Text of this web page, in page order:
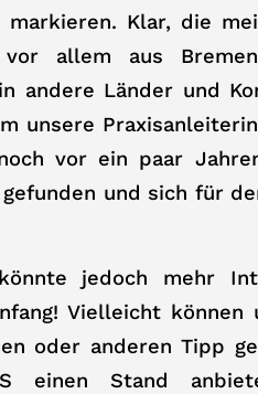
Klar, die
allem aus
andere Länder und
unsere
vor ein paar
und sich für
jedoch mehr
Vielleicht können
oder anderen Tipp
einen Stand